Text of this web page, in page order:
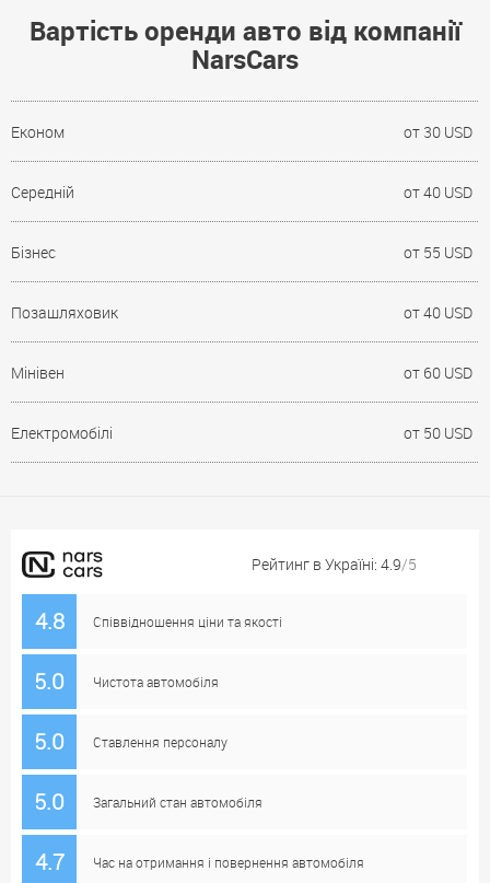
Вартість оренди авто від компанії
NarsCars
Економ от 30 USD
Середній от 40 USD
Бізнес от 55 USD
Позашляховик от 40 USD
Мінівен от 60 USD
Електромобілі от 50 USD
Рейтинг в Україні: 4.9/5
4.8 Співвідношення ціни та якості
5.0 Чистота автомобіля
5.0 Ставлення персоналу
5.0 Загальний стан автомобіля
4.7 Час на отримання і повернення автомобіля